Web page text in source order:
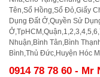
Tên,Sổ Hồng,Sổ Đỏ,Giấy
Dụng Đất Ở,Quyền Sử
Nhuận,Bình Tân,Bình
Bình,Thủ Đức,Huyện Hóc
0914 78 78 60 - Mr